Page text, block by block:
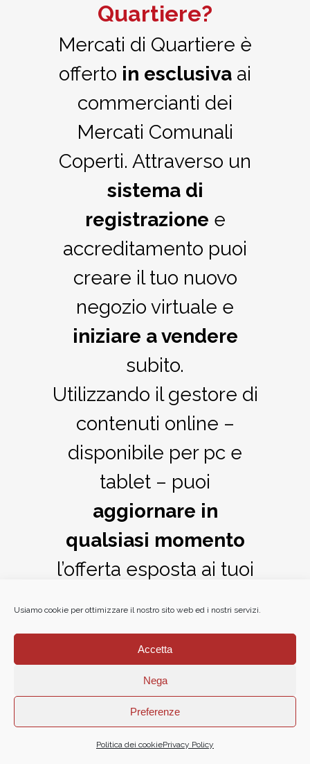
Usiamo cookie per ottimizzare il nostro sito web ed i nostri servizi.
Accetta
Nega
Preferenze
Politica dei cookiePrivacy Policy
Quartiere?
Mercati di Quartiere è
offerto in esclusiva ai
commercianti dei
Mercati Comunali
Coperti. Attraverso un
sistema di
registrazione e
accreditamento puoi
creare il tuo nuovo
negozio virtuale e
iniziare a vendere
subito.
Utilizzando il gestore di
contenuti online –
disponibile per pc e
tablet – puoi
aggiornare in
qualsiasi momento
l’offerta esposta ai tuoi
Quanto costa